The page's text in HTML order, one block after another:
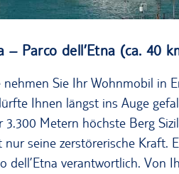
– Parco dell’Etna (ca. 40
nehmen Sie Ihr Wohnmobil in
Ihnen längst ins Auge
Metern höchste Berg
nur seine zerstörerische Kraft.
dell’Etna verantwortlich. Von